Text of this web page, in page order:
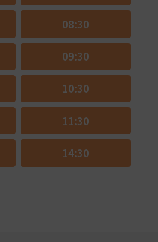
08:30
09:30
10:30
11:30
14:30